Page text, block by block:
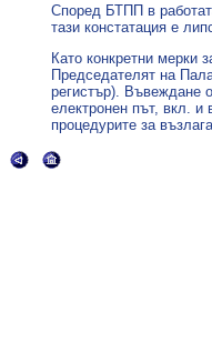
Според БТПП в
тази констатация е
Като конкретни мерки
Председателят на
регистър). Въвеждане
електронен път, вкл. и
процедурите за